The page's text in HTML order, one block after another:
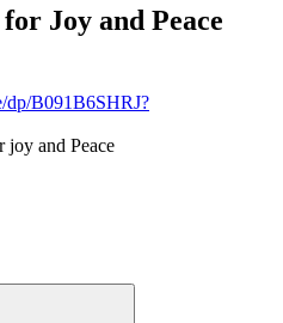
Joy and Peace
and Peace